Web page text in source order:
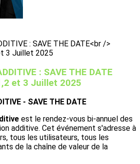
: SAVE THE DATE
et 3 Juillet 2025
- SAVE THE DATE
est le rendez-vous bi-annuel des
additive. Cet événement s'adresse à
tous les utilisateurs, tous les
de la chaîne de valeur de la